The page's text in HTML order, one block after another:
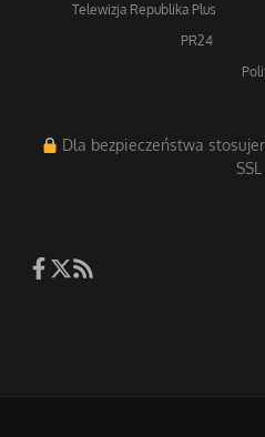
Telewizja Republika Plus
PR24
Dla bezpieczeństwa
SSL